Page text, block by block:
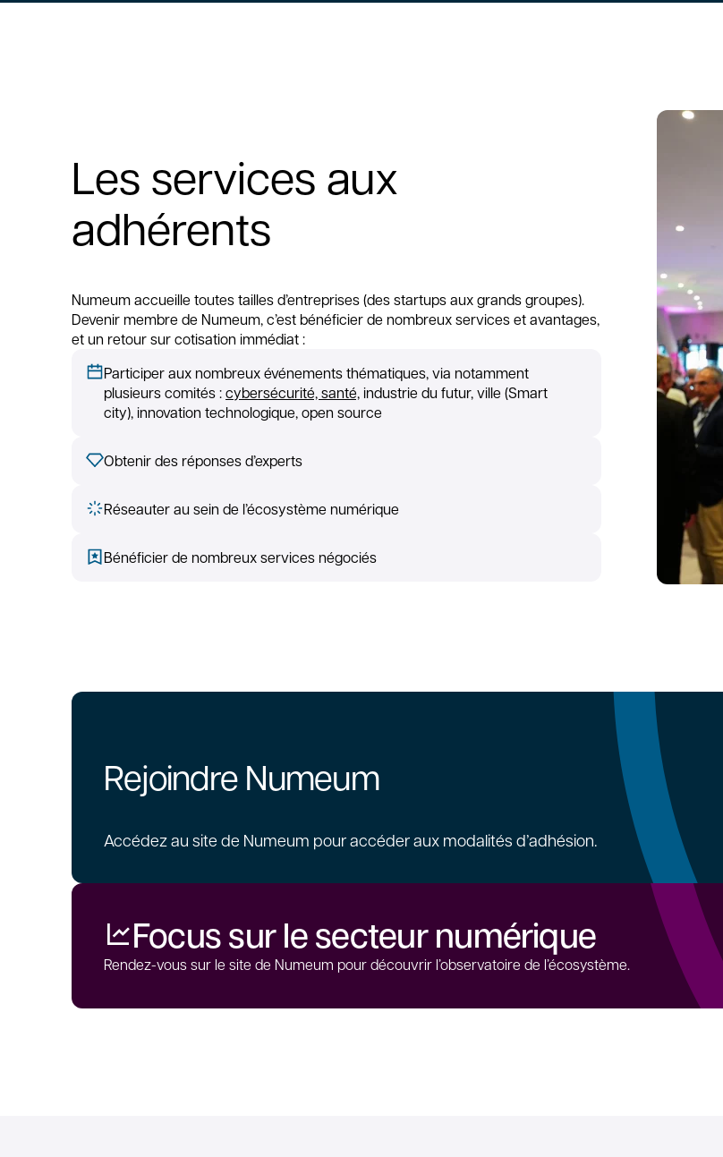
Les services aux
adhérents
Numeum accueille toutes tailles d’entreprises (des startups aux grands groupes).
Devenir membre de Numeum, c’est bénéficier de nombreux services et avantages,
et un retour sur cotisation immédiat :
Participer aux nombreux événements thématiques, via notamment
plusieurs comités :cybersécurité, santé,industrie du futur, ville (Smart
city), innovation technologique, open source
Obtenir des réponses d’experts
Réseauter au sein de l’écosystème numérique
Bénéficier de nombreux services négociés
Rejoindre Numeum
Accédez au site de Numeum pour accéder aux modalités d’adhésion.
Focus sur le secteur numérique
Rendez-vous sur le site de Numeum pour découvrir l’observatoire de l’écosystème.